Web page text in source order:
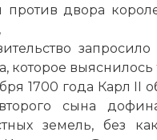
против двора
которое
1700 года Карл II
сына
земель, без